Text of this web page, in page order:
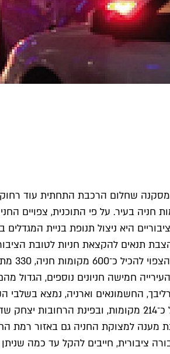
היא ניצול תנופת בניית
תנאים להקצאת חניות לטובת
מיועדים לשימוש הציבור.
רכבים.
ציבורית, חייבים להקל עד כמה